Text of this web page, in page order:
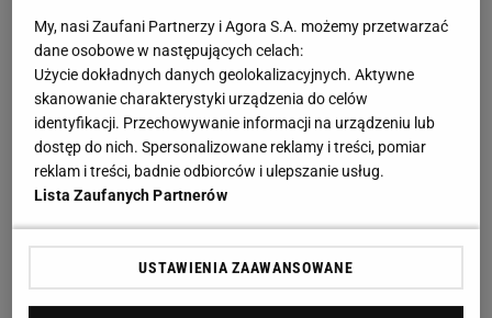
głównie przeciętność Afryki. Owszem: Algieria przez
godzinę stawiała opór Belgii, a Wybrzeże Kości
Słoniowej zdołało pokonać Japonię w swoim
pierwszym meczu, ale na poprawę wyników sprzed
czterech lat się nie zapowiada. Ghana ma tylko
punkt przed ostatnim meczem z Portugalią. Nigeria
wygrała także dzięki pomyłce sędziego asystenta
(podniósł chorągiewkę i nie uznał gola Edina Dżeko).
Dobrej gry Didiera Drogby i spółki zebrałoby się
może 40 minut. Nie wolno też zapomnieć o
My, nasi Zaufani Partnerzy i Agora S.A. możemy przetwarzać
dane osobowe w następujących celach:
Użycie dokładnych danych geolokalizacyjnych. Aktywne
skanowanie charakterystyki urządzenia do celów
identyfikacji. Przechowywanie informacji na urządzeniu lub
dostęp do nich. Spersonalizowane reklamy i treści, pomiar
reklam i treści, badnie odbiorców i ulepszanie usług.
Lista Zaufanych Partnerów
USTAWIENIA ZAAWANSOWANE